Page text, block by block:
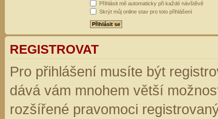
Přihlásit mě automaticky při každé návštěvě
Skrýt můj online stav pro toto přihlášení
REGISTROVAT
Pro přihlášení musíte být
dává vám mnohem větší
rozšířené pravomoci